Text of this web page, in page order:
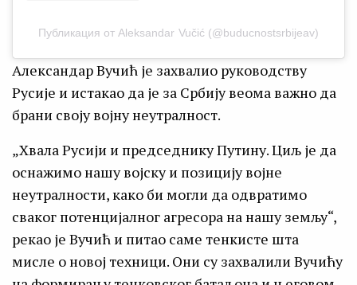
Публикация от Aleksandar Vučić (@buducnostsrbijeav)
Александар Вучић је захвалио руководству
Русије и истакао да је за Србију веома важно да
брани своју војну неутралност.
„Хвала Русији и председнику Путину. Циљ је да
оснажимо нашу војску и позицију војне
неутралности, како би могли да одвратимо
сваког потенцијалног агресора на нашу земљу“,
рекао је Вучић и питао саме тенкисте шта
мисле о новој техници. Они су захвалили Вучићу